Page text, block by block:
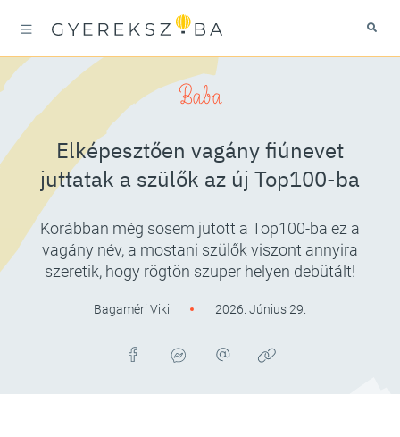
Baba
Elképesztően vagány fiúnevet
juttatak a szülők az új Top100-ba
Korábban még sosem jutott a Top100-ba ez a
vagány név, a mostani szülők viszont annyira
szeretik, hogy rögtön szuper helyen debütált!
Bagaméri Viki 2026. Június 29.